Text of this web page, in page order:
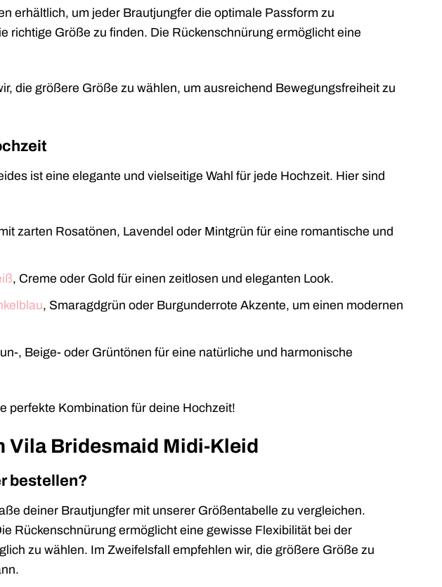
erhältlich, um jeder Brautjungfer die optimale Passform zu
richtige Größe zu finden. Die Rückenschnürung ermöglicht eine
die größere Größe zu wählen, um ausreichend Bewegungsfreiheit zu
ist eine elegante und vielseitige Wahl für jede Hochzeit. Hier sind
zarten Rosatönen, Lavendel oder Mintgrün für eine romantische und
, Creme oder Gold für einen zeitlosen und eleganten Look.
, Smaragdgrün oder Burgunderrote Akzente, um einen modernen
, Beige- oder Grüntönen für eine natürliche und harmonische
perfekte Kombination für deine Hochzeit!
Vila Bridesmaid Midi-Kleid
bestellen?
deiner Brautjungfer mit unserer Größentabelle zu vergleichen.
Rückenschnürung ermöglicht eine gewisse Flexibilität bei der
zu wählen. Im Zweifelsfall empfehlen wir, die größere Größe zu